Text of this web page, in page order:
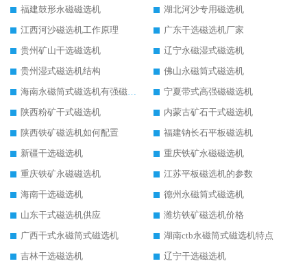
福建鼓形永磁磁选机
湖北河沙专用磁选机
江西河沙磁选机工作原理
广东干选磁选机厂家
贵州矿山干选磁选机
辽宁永磁湿式磁选机
贵州湿式磁选机结构
佛山永磁筒式磁选机
海南永磁筒式磁选机有强磁的吗
宁夏带式高强磁磁选机
陕西粉矿干式磁选机
内蒙古矿石干式磁选机
陕西铁矿磁选机如何配置
福建钠长石平板磁选机
新疆干选磁选机
重庆铁矿永磁磁选机
重庆铁矿永磁磁选机
江苏平板磁选机的参数
海南干选磁选机
德州永磁筒式磁选机
山东干式磁选机供应
潍坊铁矿磁选机价格
广西干式永磁筒式磁选机
湖南ctb永磁筒式磁选机特点
吉林干选磁选机
辽宁干选磁选机